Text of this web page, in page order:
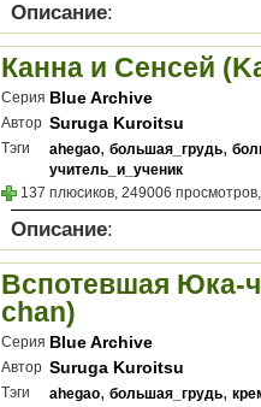
Описание:
Канна и Cенсей
Серия Blue Archive
Автор Suruga Kuroitsu
Тэги ahegao, большая_грудь,
учитель_и_ученик
137 плюсиков, 249006
Описание:
Вспотевшая Юка-
chan)
Серия Blue Archive
Автор Suruga Kuroitsu
Тэги ahegao, большая_грудь,